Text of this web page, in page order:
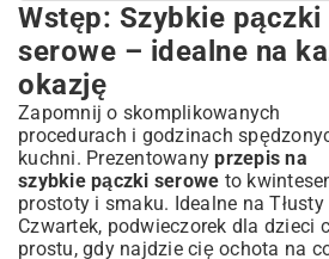
Wstęp: Szybkie pączki serowe –
na każdą okazję
Dlaczego szybkie pączki serowe to
w dziesiątkę?
Zalety przygotowania pączków w
ekspresowym tempie
Kiedy warto postawić na tę wersję
przysmaku?
Składniki na pyszne i szybkie pączki
serowe
Wstęp: Szybkie pączki
serowe – idealne na
okazję
Zapomnij o skomplikowanych
procedurach i godzinach
kuchni. Prezentowanyprzepis na
szybkie pączki serowe to
prostoty i smaku. Idealne na Tłusty
Czwartek, podwieczorek dla dzieci
prostu, gdy najdzie cię ochota na